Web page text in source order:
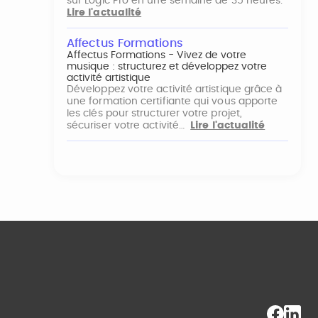
Lire l'actualité
Affectus Formations
Affectus Formations - Vivez de votre
musique : structurez et développez votre
activité artistique
Développez votre activité artistique grâce à
une formation certifiante qui vous apporte
les clés pour structurer votre projet,
sécuriser votre activité…
Lire l'actualité